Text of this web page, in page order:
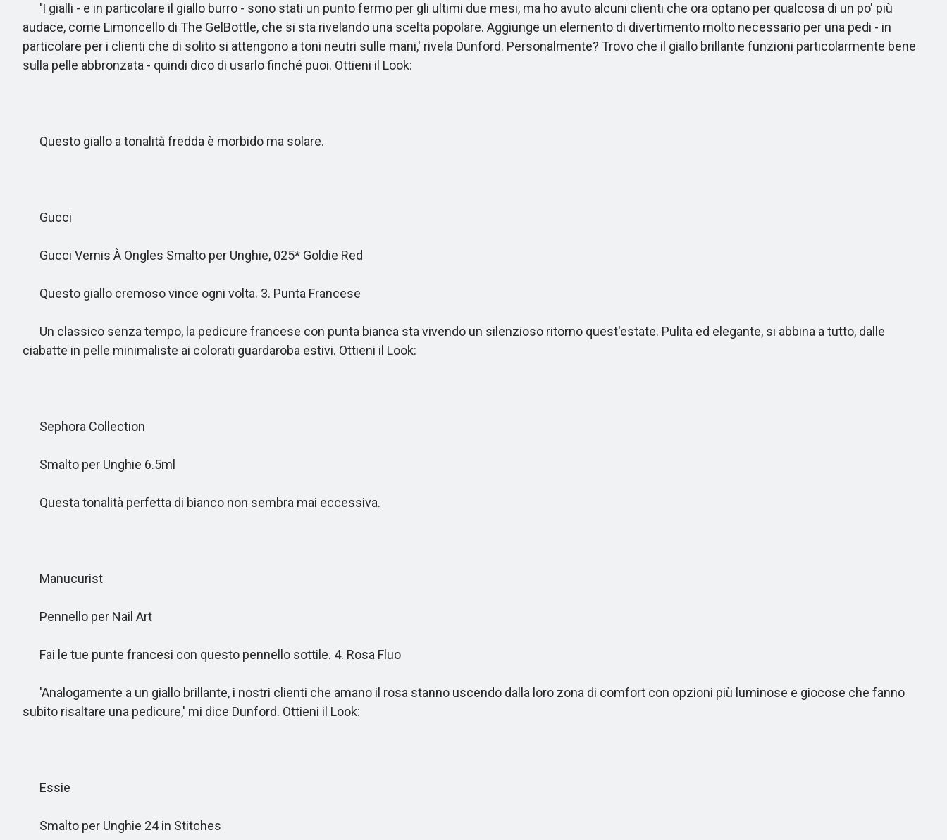
'I gialli - e in particolare il giallo burro - sono stati un punto fermo per gli ultimi due mesi, ma ho avuto alcuni clienti che ora optano per qualcosa di un po' più
audace, come Limoncello di The GelBottle, che si sta rivelando una scelta popolare. Aggiunge un elemento di divertimento molto necessario per una pedi - in
particolare per i clienti che di solito si attengono a toni neutri sulle mani,' rivela Dunford. Personalmente? Trovo che il giallo brillante funzioni particolarmente bene
sulla pelle abbronzata - quindi dico di usarlo finché puoi. Ottieni il Look:
Questo giallo a tonalità fredda è morbido ma solare.
Gucci
Gucci Vernis À Ongles Smalto per Unghie, 025* Goldie Red
Questo giallo cremoso vince ogni volta. 3. Punta Francese
Un classico senza tempo, la pedicure francese con punta bianca sta vivendo un silenzioso ritorno quest'estate. Pulita ed elegante, si abbina a tutto, dalle
ciabatte in pelle minimaliste ai colorati guardaroba estivi. Ottieni il Look:
Sephora Collection
Smalto per Unghie 6.5ml
Questa tonalità perfetta di bianco non sembra mai eccessiva.
Manucurist
Pennello per Nail Art
Fai le tue punte francesi con questo pennello sottile. 4. Rosa Fluo
'Analogamente a un giallo brillante, i nostri clienti che amano il rosa stanno uscendo dalla loro zona di comfort con opzioni più luminose e giocose che fanno
subito risaltare una pedicure,' mi dice Dunford. Ottieni il Look:
Essie
Smalto per Unghie 24 in Stitches